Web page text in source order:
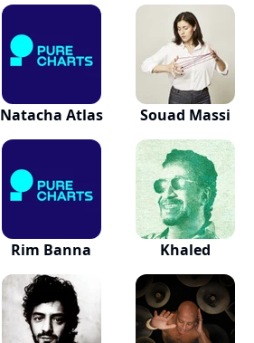
Natacha Atlas Souad Massi
Rim Banna Khaled